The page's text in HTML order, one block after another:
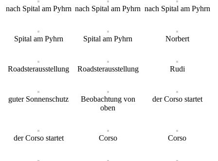
nach Spital am Pyhrn nach Spital am Pyhrn nach Spital am Pyhrn
Spital am Pyhrn Spital am Pyhrn Norbert
Roadsterausstellung Roadsterausstellung Rudi
guter Sonnenschutz
Beobachtung von
oben
der Corso startet
der Corso startet Corso Corso